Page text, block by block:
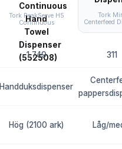
Tork PeakServe H5
Continuous
Tork
Centerfeed
1 749 311
Handduksdispenser
Hög (2100 ark) Låg/